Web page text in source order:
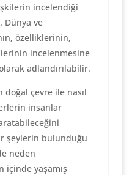
incelendiği
ve
özelliklerinin,
incelenmesine
adlandırılabilir.
çevre ile nasıl
insanlar
şeylerin bulunduğu
neden
içinde yaşamış